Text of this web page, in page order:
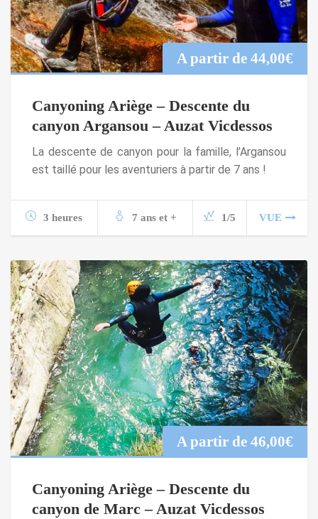
A partir de 44,00€
Canyoning Ariège – Descente du
canyon Argansou – Auzat Vicdessos
La descente de canyon pour la famille, l’Argansou
est taillé pour les aventuriers à partir de 7 ans !
3 heures 7 ans et + 1/5 VUE
A partir de 46,00€
Canyoning Ariège – Descente du
canyon de Marc – Auzat Vicdessos